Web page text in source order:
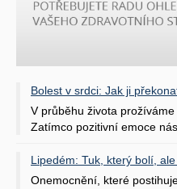
Bolest v srdci: Jak ji
V průběhu života
Zatímco pozitivní emoce
Lipedém: Tuk, který bolí,
Onemocnění, které